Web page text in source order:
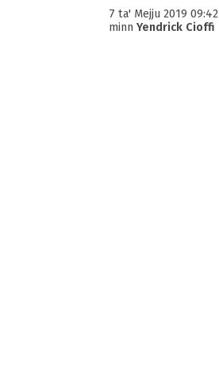
7 ta' Mejju 2019 09:42
minn Yendrick Cioffi